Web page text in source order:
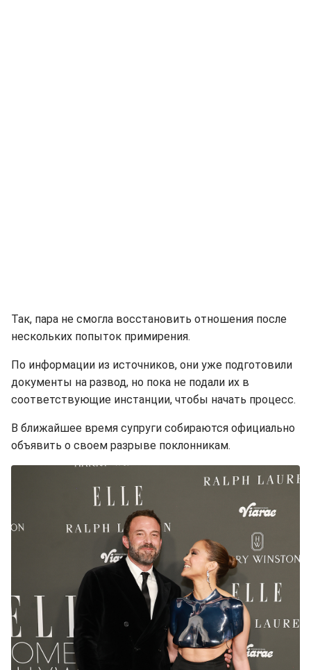
Так, пара не смогла восстановить отношения после
нескольких попыток примирения.
По информации из источников, они уже подготовили
документы на развод, но пока не подали их в
соответствующие инстанции, чтобы начать процесс.
В ближайшее время супруги собираются официально
объявить о своем разрыве поклонникам.